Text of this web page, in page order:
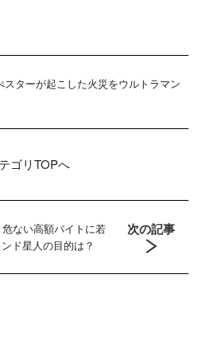
ターが起こした火災をウルトラマン
ゴリTOPへ
ない高額バイトに若
ド星人の目的は？
次の記事